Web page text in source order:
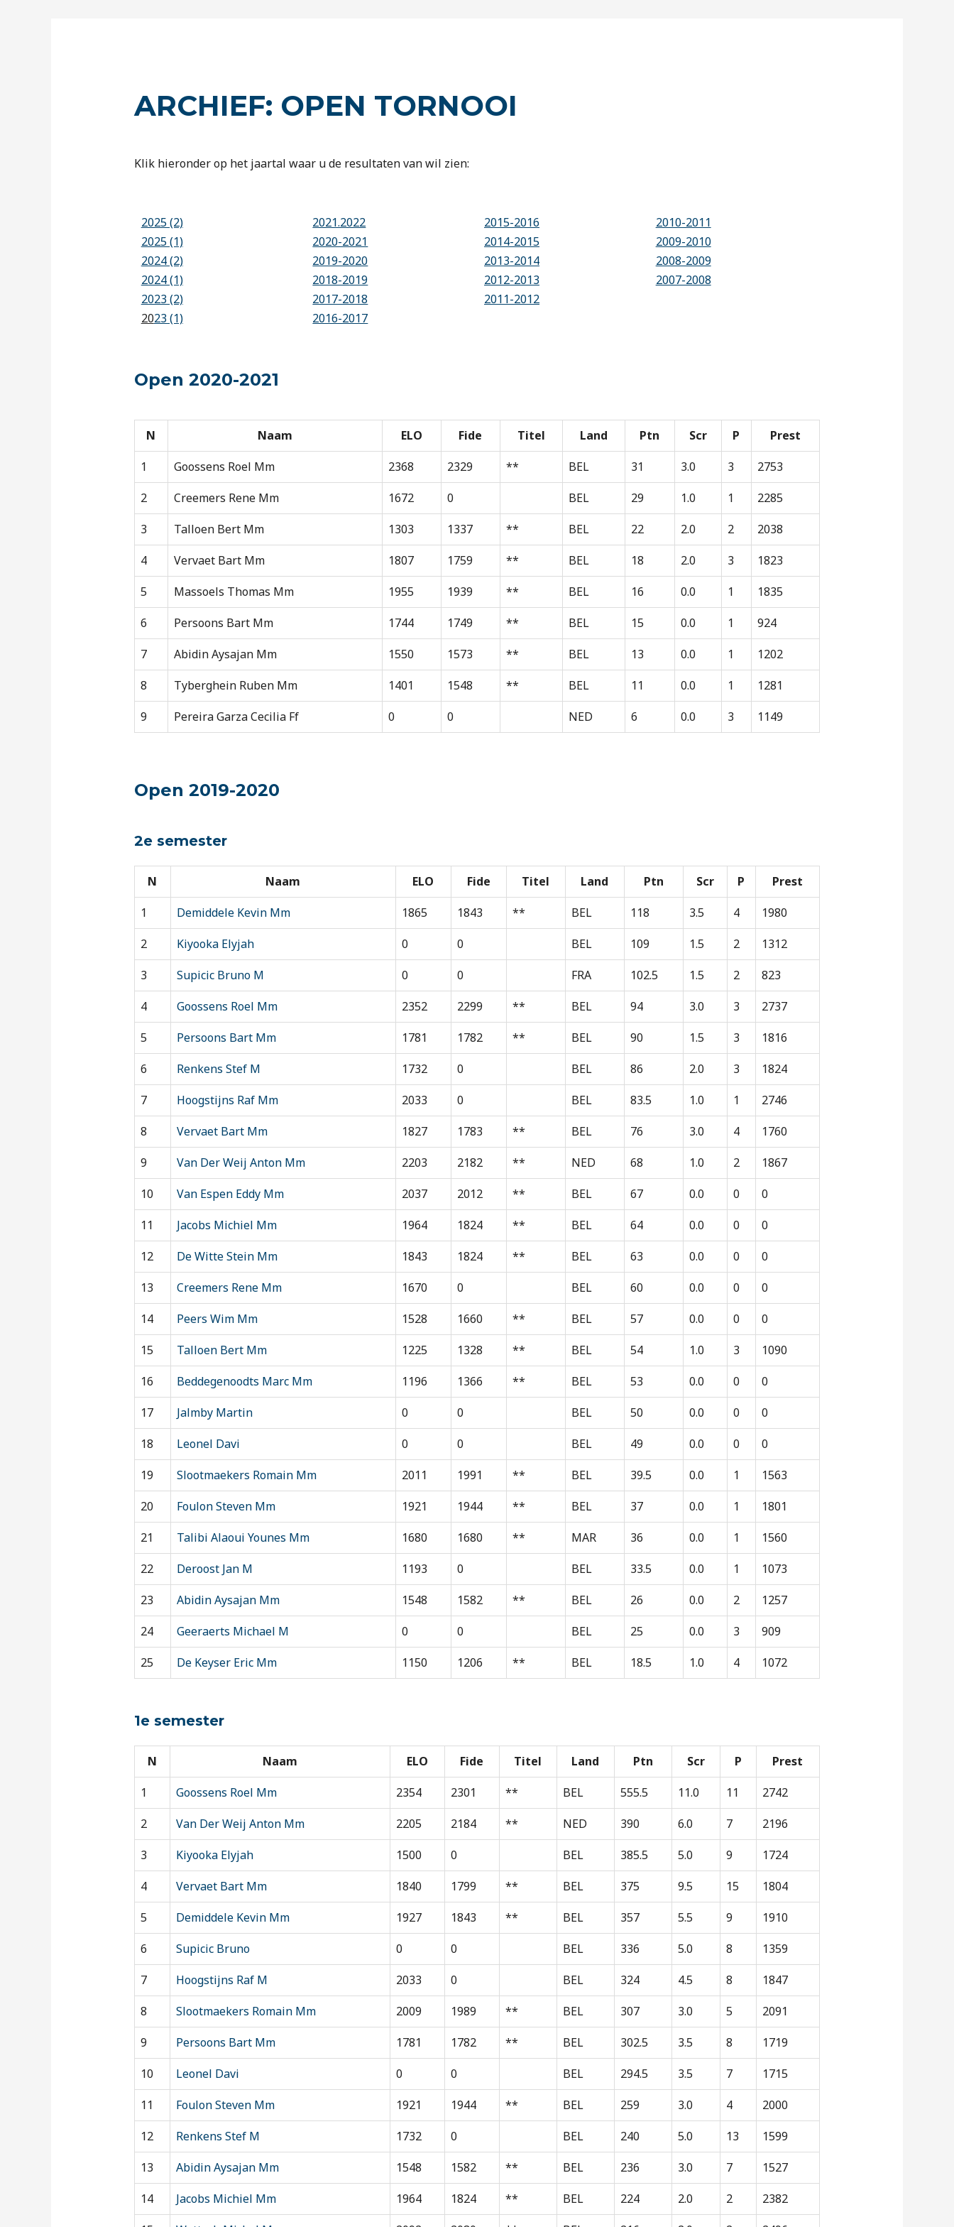
ARCHIEF: OPEN TORNOOI
Klik hieronder op het jaartal waar u de resultaten van wil zien:
2025 (2)
2025 (1)
2024 (2)
2024 (1)
2023 (2)
2023 (1)
2021.2022
2020-2021
2019-2020
2018-2019
2017-2018
2016-2017
2015-2016
2014-2015
2013-2014
2012-2013
2011-2012
2010-2011
2009-2010
2008-2009
2007-2008
Open 2020-2021
N Naam ELO Fide Titel Land Ptn Scr P
Prest
1
Goossens Roel Mm 2368 2329 ** BEL 31 3.0 3
2753
2
Creemers Rene Mm 1672 0 BEL 29 1.0 1
2285
3
Talloen Bert Mm 1303 1337 ** BEL 22 2.0 2
2038
4
Vervaet Bart Mm 1807 1759 ** BEL 18 2.0 3
1823
5
Massoels Thomas Mm 1955 1939 ** BEL 16 0.0 1
1835
6
Persoons Bart Mm 1744 1749 ** BEL 15 0.0 1
924
7
Abidin Aysajan Mm 1550 1573 ** BEL 13 0.0 1
1202
8
Tyberghein Ruben Mm 1401 1548 ** BEL 11 0.0 1
1281
9
Pereira Garza Cecilia Ff 0 0 NED 6 0.0 3 1149
Open 2019-2020
2e semester
N Naam ELO Fide Titel Land Ptn Scr P
Prest
1
Demiddele Kevin Mm 1865 1843 ** BEL 118 3.5 4
1980
2
Kiyooka Elyjah 0 0 BEL 109 1.5 2
1312
3
Supicic Bruno M 0 0 FRA 102.5 1.5 2
823
4
Goossens Roel Mm 2352 2299 ** BEL 94 3.0 3
2737
5
Persoons Bart Mm 1781 1782 ** BEL 90 1.5 3
1816
6
Renkens Stef M 1732 0 BEL 86 2.0 3
1824
7
Hoogstijns Raf Mm 2033 0 BEL 83.5 1.0 1
2746
8
Vervaet Bart Mm 1827 1783 ** BEL 76 3.0 4
1760
9
Van Der Weij Anton Mm 2203 2182 ** NED 68 1.0 2
1867
10
Van Espen Eddy Mm 2037 2012 ** BEL 67 0.0 0
0
11
Jacobs Michiel Mm 1964 1824 ** BEL 64 0.0 0
0
12
De Witte Stein Mm 1843 1824 ** BEL 63 0.0 0
0
13
Creemers Rene Mm 1670 0 BEL 60 0.0 0
0
14
Peers Wim Mm 1528 1660 ** BEL 57 0.0 0
0
15
Talloen Bert Mm 1225 1328 ** BEL 54 1.0 3
1090
16
Beddegenoodts Marc Mm 1196 1366 ** BEL 53 0.0 0
0
17
Jalmby Martin 0 0 BEL 50 0.0 0
0
18
Leonel Davi 0 0 BEL 49 0.0 0
0
19
Slootmaekers Romain Mm 2011 1991 ** BEL 39.5 0.0 1
1563
20
Foulon Steven Mm 1921 1944 ** BEL 37 0.0 1
1801
21
Talibi Alaoui Younes Mm 1680 1680 ** MAR 36 0.0 1
1560
22
Deroost Jan M 1193 0 BEL 33.5 0.0 1
1073
23
Abidin Aysajan Mm 1548 1582 ** BEL 26 0.0 2
1257
24
Geeraerts Michael M 0 0 BEL 25 0.0 3
909
25
De Keyser Eric Mm 1150 1206 ** BEL 18.5 1.0 4 1072
1e semester
N Naam ELO Fide Titel Land Ptn Scr P
Prest
1
Goossens Roel Mm 2354 2301 ** BEL 555.5 11.0 11
2742
2
Van Der Weij Anton Mm 2205 2184 ** NED 390 6.0 7
2196
3
Kiyooka Elyjah 1500 0 BEL 385.5 5.0 9
1724
4
Vervaet Bart Mm 1840 1799 ** BEL 375 9.5 15
1804
5
Demiddele Kevin Mm 1927 1843 ** BEL 357 5.5 9
1910
6
Supicic Bruno 0 0 BEL 336 5.0 8
1359
7
Hoogstijns Raf M 2033 0 BEL 324 4.5 8
1847
8
Slootmaekers Romain Mm 2009 1989 ** BEL 307 3.0 5
2091
9
Persoons Bart Mm 1781 1782 ** BEL 302.5 3.5 8
1719
10
Leonel Davi 0 0 BEL 294.5 3.5 7
1715
11
Foulon Steven Mm 1921 1944 ** BEL 259 3.0 4
2000
12
Renkens Stef M 1732 0 BEL 240 5.0 13
1599
13
Abidin Aysajan Mm 1548 1582 ** BEL 236 3.0 7
1527
14
Jacobs Michiel Mm 1964 1824 ** BEL 224 2.0 2
2382